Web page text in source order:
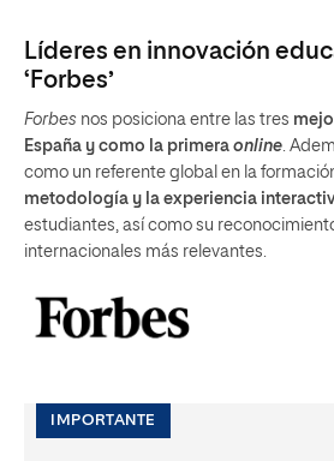
Líderes en innovación
‘Forbes’
Forbes nos posiciona entre las tres
España y como la primera online.
como un referente global en la
metodología y la experiencia
estudiantes, así como su
internacionales más relevantes.
IMPORTANTE